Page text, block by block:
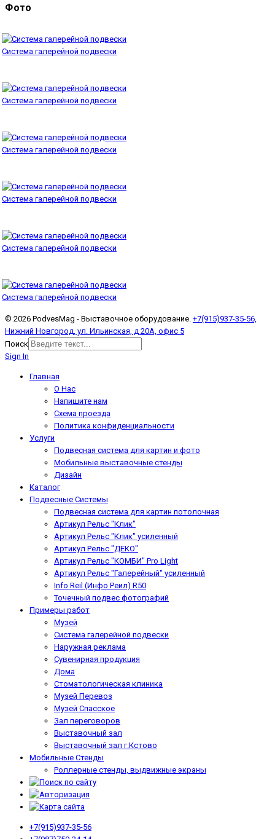
Фото
Система галерейной подвески
Система галерейной подвески
Система галерейной подвески
Система галерейной подвески
Система галерейной подвески
Система галерейной подвески
© 2026 PodvesMag - Выставочное оборудование. +7(915)937-35-56,
Нижний Новгород, ул. Ильинская, д 20А, офис 5
Поиск
Sign In
Главная
О Нас
Напишите нам
Схема проезда
Политика конфиденциальности
Услуги
Подвесная система для картин и фото
Мобильные выставочные стенды
Дизайн
Каталог
Подвесные Системы
Подвесная система для картин потолочная
Артикул Рельс "Клик"
Артикул Рельс "Клик" усиленный
Артикул Рельс "ДЕКО"
Артикул Рельс "КОМБИ" Pro Light
Артикул Рельс "Галерейный" усиленный
Info Reil (Инфо Реил) R50
Точечный подвес фотографий
Примеры работ
Музей
Система галерейной подвески
Наружная реклама
Сувенирная продукция
Дома
Стоматологическая клиника
Музей Перевоз
Музей Спасское
Зал переговоров
Выставочный зал
Выставочный зал г.Кстово
Мобильные Стенды
Роллерные стенды, выдвижные экраны
+7(915)937-35-56